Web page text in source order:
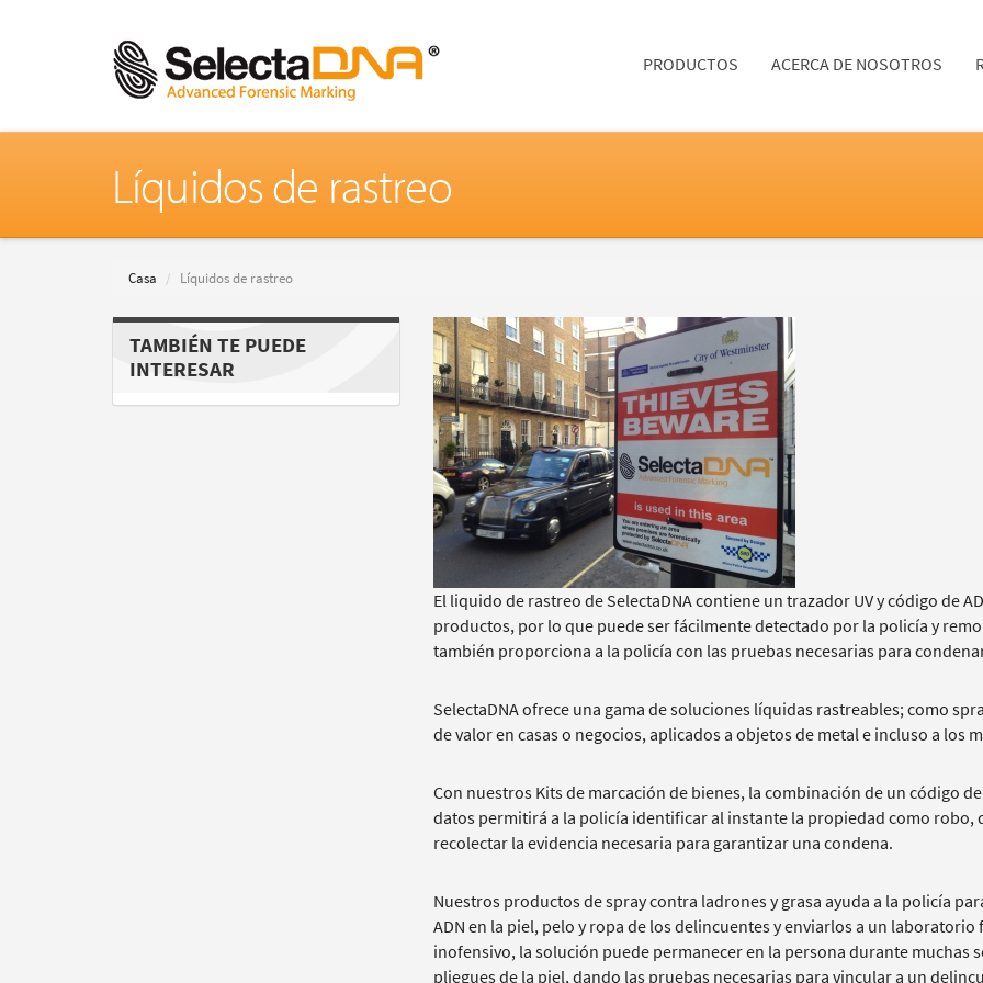
PRODUCTOS ACERCA DE NOSOTROS
Líquidos de rastreo
Casa Líquidos de rastreo
TAMBIÉN TE PUEDE
INTERESAR
El liquido de rastreo de SelectaDNA contiene un trazador UV y código de
productos, por lo que puede ser fácilmente detectado por la policía y
también proporciona a la policía con las pruebas necesarias para
SelectaDNA ofrece una gama de soluciones líquidas rastreables; como
de valor en casas o negocios, aplicados a objetos de metal e incluso a los
Con nuestros Kits de marcación de bienes, la combinación de un código
datos permitirá a la policía identificar al instante la propiedad como robo,
recolectar la evidencia necesaria para garantizar una condena.
Nuestros productos de spray contra ladrones y grasa ayuda a la policía
ADN en la piel, pelo y ropa de los delincuentes y enviarlos a un
inofensivo, la solución puede permanecer en la persona durante muchas
pliegues de la piel, dando las pruebas necesarias para vincular a un